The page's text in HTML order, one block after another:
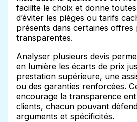
facilite le choix et donne
d’éviter les pièges ou tarifs
présents dans certaines offres
transparentes.
Analyser plusieurs devis
en lumière les écarts de prix
prestation supérieure, une
ou des garanties renforcées.
encourage la transparence
clients, chacun pouvant
arguments et spécificités.